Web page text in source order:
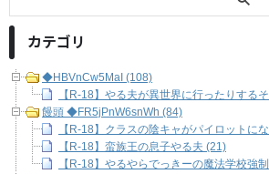
カテゴリ
◆HBVnCw5MaI (108)
【R-18】やる夫が異世界に行ったりするそ
饅頭 ◆FR5jPnW6snWh (84)
【R-18】クラスの陰キャがパイロットに
【R-18】蛮族王の息子やる夫 (21)
【R-18】やるやらでっきーの魔法学校強制